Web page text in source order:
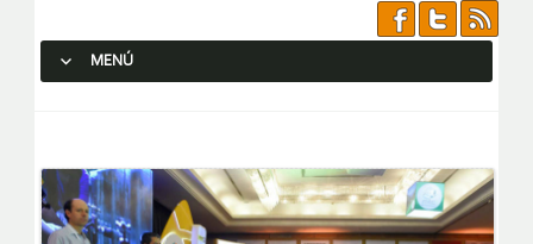
MENÚ